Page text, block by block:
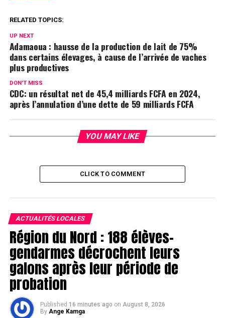
RELATED TOPICS:
UP NEXT
Adamaoua : hausse de la production de lait de 75%
dans certains élevages, à cause de l’arrivée de vaches
plus productives
DON'T MISS
CDC: un résultat net de 45,4 milliards FCFA en 2024,
après l’annulation d’une dette de 59 milliards FCFA
YOU MAY LIKE
CLICK TO COMMENT
ACTUALITÉS LOCALES
Région du Nord : 188 élèves-
gendarmes décrochent leurs
galons après leur période de
probation
Published 16 minutes ago on August 8, 2026
By Ange Kamga